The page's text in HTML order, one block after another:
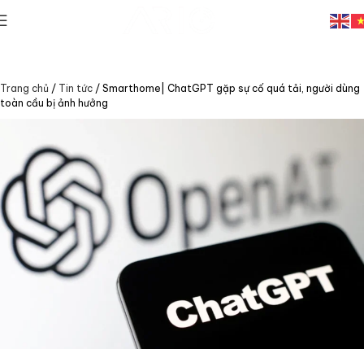
Trang chủ / Tin tức / Smarthome| ChatGPT gặp sự cố quá tải, người dùng
toàn cầu bị ảnh hưởng